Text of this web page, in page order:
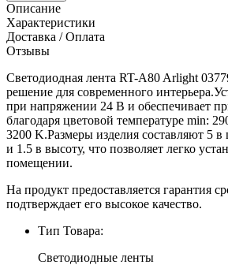
Описание
Характеристики
Доставка / Оплата
Отзывы
Светодиодная лента RT-A80 Arlight
решение для современного
при напряжении 24 В и обеспечивает
благодаря цветовой температуре min:
3200 K.Размеры изделия составляют 5
и 1.5 в высоту, что позволяет легко
помещении.
На продукт предоставляется гарантия
подтверждает его высокое качество.
Тип Товара:
Светодиодные ленты